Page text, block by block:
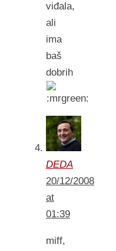
viđala,
ali
ima
baš
dobrih
DEDA
20/12/2008
at
01:39
miff,